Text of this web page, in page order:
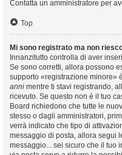
Contatta un amministratore per
Top
Mi sono registrato ma non
Innanzitutto controlla di aver
Se sono corretti, allora possono
supporto «registrazione minore»
anni mentre ti stavi registrando,
ricevuto. Se questo non è il tuo
Board richiedono che tutte le
stesso o dagli amministratori,
verrà indicato che tipo di
messaggio di posta, allora segui
messaggio... sei sicuro che il tuo